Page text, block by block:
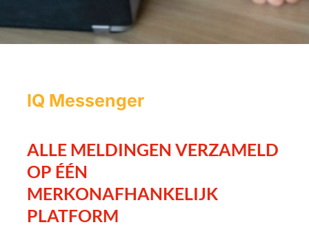
IQ Messenger
ALLE MELDINGEN VERZAMELD
OP ÉÉN
MERKONAFHANKELIJK
PLATFORM